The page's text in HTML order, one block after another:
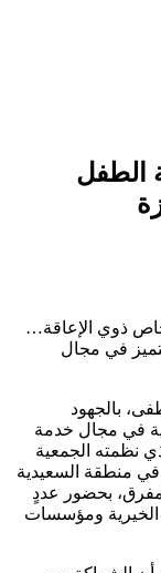
الطفل
ذوي الإعاقة…
في مجال
بالجهود
في مجال خدمة
نظمته الجمعية
في منطقة السعيدية
بحضور عددٍ
ومؤسسات